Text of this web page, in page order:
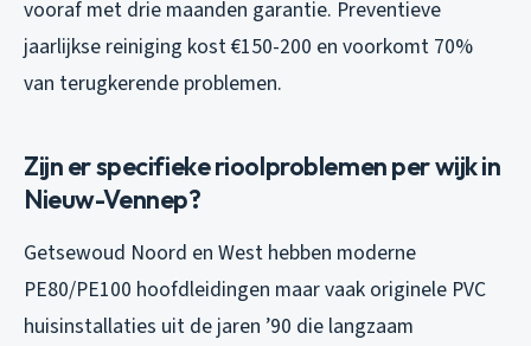
vooraf met drie maanden garantie. Preventieve
jaarlijkse reiniging kost €150-200 en voorkomt 70%
van terugkerende problemen.
Zijn er specifieke rioolproblemen per wijk in
Nieuw-Vennep?
Getsewoud Noord en West hebben moderne
PE80/PE100 hoofdleidingen maar vaak originele PVC
huisinstallaties uit de jaren ’90 die langzaam